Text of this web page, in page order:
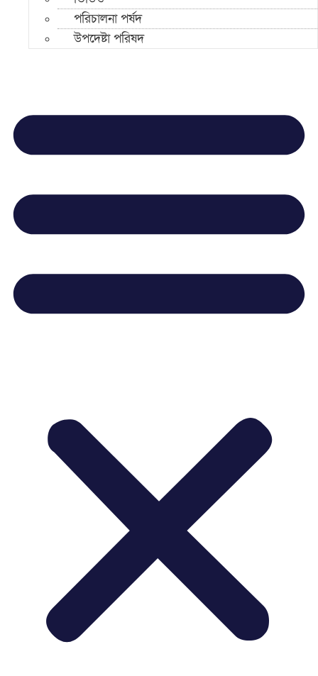
পরিচালনা পর্ষদ
উপদেষ্টা পরিষদ